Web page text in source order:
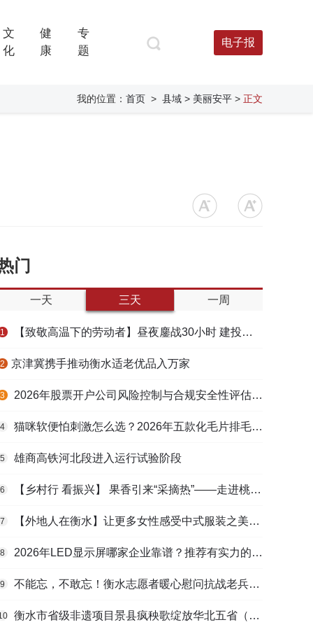
文
化
健
康
专
题
电子报
我的位置： 首页 > 县域 > 美丽安平 > 正文
门
一天 三天 一周
1 【致敬高温下的劳动者】昼夜鏖战30小时 建投衡水水务紧急抢修保民生用水
2 ​京津冀携手推动衡水适老优品入万家
3 2026年股票开户公司风险控制与合规安全性评估：投资者保护机制哪家靠谱？
4 猫咪软便怕刺激怎么选？2026年五款化毛片排毛护肠避坑指南
5 雄商高铁河北段进入运行试验阶段
6 【乡村行 看振兴】 果香引来“采摘热”——走进桃城区贾家庄村
7 【外地人在衡水】让更多女性感受中式服装之美——山东人蒋静静的在衡创业路
8 2026年LED显示屏哪家企业靠谱？推荐有实力的LED显示屏工程服务商
9 不能忘，不敢忘！衡水志愿者暖心慰问抗战老兵和老党员
衡水市省级非遗项目景县疯秧歌绽放华北五省（区）市舞蹈大赛舞台